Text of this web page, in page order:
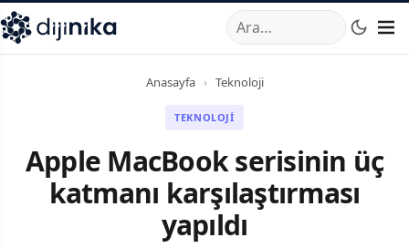
,Marmara Mahallesi,Beylikdüzü34520TRTelefon:0850
Anasayfa › Teknoloji
TEKNOLOJI
Apple MacBook serisinin üç
katmanı karşılaştırması
yapıldı